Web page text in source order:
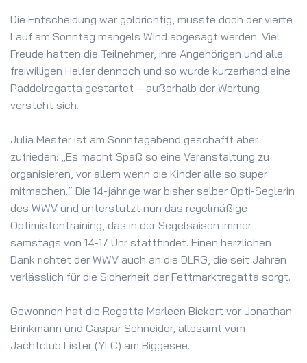
Die Entscheidung war goldrichtig, musste doch der vierte
Lauf am Sonntag mangels Wind abgesagt werden. Viel
Freude hatten die Teilnehmer, ihre Angehörigen und alle
freiwilligen Helfer dennoch und so wurde kurzerhand eine
Paddelregatta gestartet – außerhalb der Wertung
versteht sich.
Julia Mester ist am Sonntagabend geschafft aber
zufrieden: „Es macht Spaß so eine Veranstaltung zu
organisieren, vor allem wenn die Kinder alle so super
mitmachen.“ Die 14-jährige war bisher selber Opti-Seglerin
des WWV und unterstützt nun das regelmäßige
Optimistentraining, das in der Segelsaison immer
samstags von 14-17 Uhr stattfindet. Einen herzlichen
Dank richtet der WWV auch an die DLRG, die seit Jahren
verlässlich für die Sicherheit der Fettmarktregatta sorgt.
Gewonnen hat die Regatta Marleen Bickert vor Jonathan
Brinkmann und Caspar Schneider, allesamt vom
Jachtclub Lister (YLC) am Biggesee.